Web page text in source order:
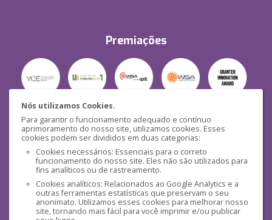
Nós utilizamos Cookies.
Para garantir o funcionamento adequado e contínuo
aprimoramento do nosso site, utilizamos cookies. Esses
cookies podem ser divididos em duas categorias:
Cookies necessários: Essenciais para o correto
funcionamento do nosso site. Eles não são utilizados para
fins analíticos ou de rastreamento.
Cookies analíticos: Relacionados ao Google Analytics e a
outras ferramentas estatísticas que preservam o seu
anonimato. Utilizamos esses cookies para melhorar nosso
site, tornando mais fácil para você imprimir e/ou publicar
Premiações
Segurança
Mídias Sociais